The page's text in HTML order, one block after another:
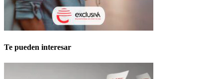
Te pueden interesar